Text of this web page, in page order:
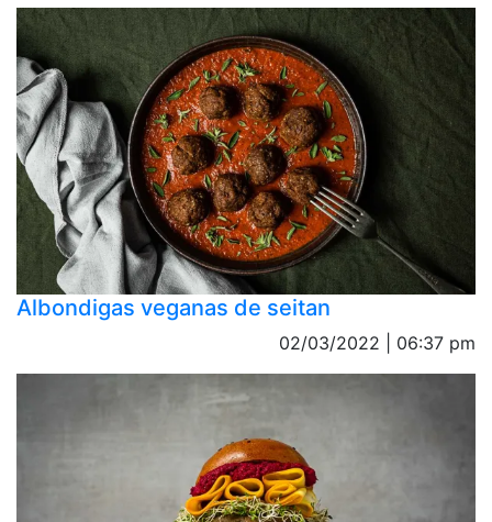
Albondigas veganas de seitan
02/03/2022 | 06:37 pm